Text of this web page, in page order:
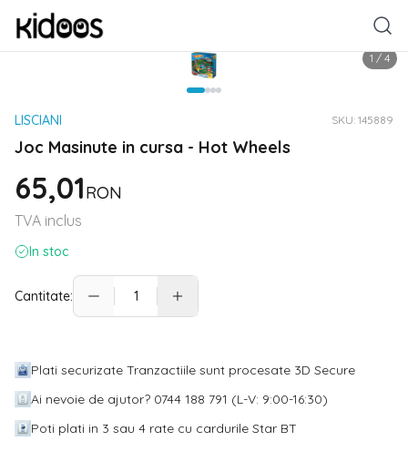
1 / 4
LISCIANI SKU: 145889
Joc Masinute in cursa - Hot Wheels
65,01RON
TVA inclus
In stoc
Cantitate:
Plati securizate Tranzactiile sunt procesate 3D Secure
Ai nevoie de ajutor? 0744 188 791 (L-V: 9:00-16:30)
Poti plati in 3 sau 4 rate cu cardurile Star BT